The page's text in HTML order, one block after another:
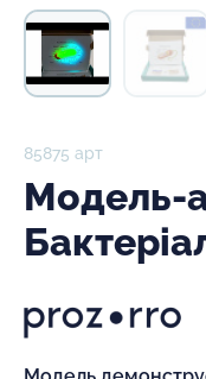
85875 арт
Модель-